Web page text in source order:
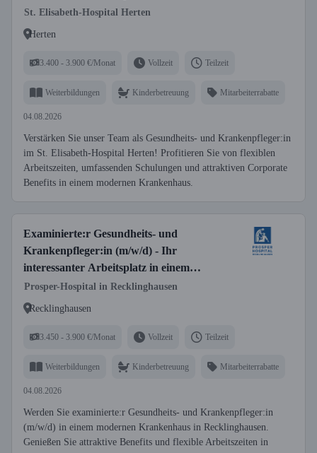
modernen Krankenhaus!
St. Elisabeth-Hospital Herten
Herten
3.400 - 3.900 €/Monat Vollzeit Teilzeit
Weiterbildungen Kinderbetreuung Mitarbeiterrabatte
04.08.2026
Verstärken Sie unser Team als Gesundheits- und Krankenpfleger:in
im St. Elisabeth-Hospital Herten! Profitieren Sie von flexiblen
Arbeitszeiten, umfassenden Schulungen und attraktiven Corporate
Benefits in einem modernen Krankenhaus.
Examinierte:r Gesundheits- und
Krankenpfleger:in (m/w/d) - Ihr
interessanter Arbeitsplatz in einem
modernen Krankenhaus!
Prosper-Hospital in Recklinghausen
Recklinghausen
3.450 - 3.900 €/Monat Vollzeit Teilzeit
Weiterbildungen Kinderbetreuung Mitarbeiterrabatte
04.08.2026
Werden Sie examinierte:r Gesundheits- und Krankenpfleger:in
(m/w/d) in einem modernen Krankenhaus in Recklinghausen.
Genießen Sie attraktive Benefits und flexible Arbeitszeiten in